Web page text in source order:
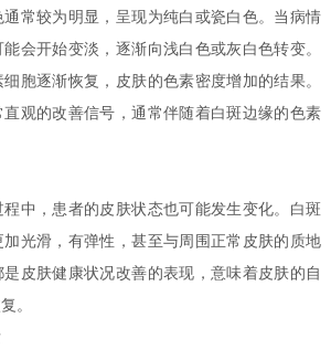
较为明显，呈现为纯白或瓷白色。当病情
会开始变淡，逐渐向浅白色或灰白色转变。
胞逐渐恢复，皮肤的色素密度增加的结果。
观的改善信号，通常伴随着白斑边缘的色素
，患者的皮肤状态也可能发生变化。白斑
光滑，有弹性，甚至与周围正常皮肤的质地
皮肤健康状况改善的表现，意味着皮肤的自
。